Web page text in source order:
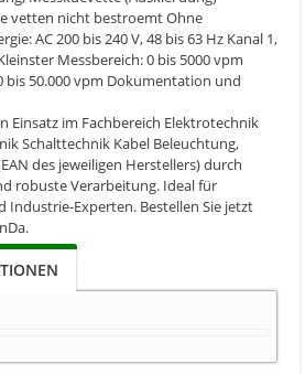
vetten nicht bestroemt Ohne
AC 200 bis 240 V, 48 bis 63 Hz Kanal 1,
Messbereich: 0 bis 5000 vpm
bis 50.000 vpm Dokumentation und
Einsatz im Fachbereich Elektrotechnik
Schalttechnik Kabel Beleuchtung,
des jeweiligen Herstellers) durch
robuste Verarbeitung. Ideal für
Experten. Bestellen Sie jetzt